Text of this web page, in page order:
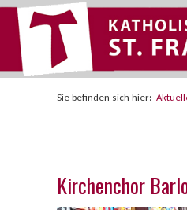
Sie befinden sich hier:
Kirchenchor